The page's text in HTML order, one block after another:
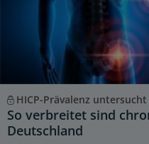
HICP-Prävalenz untersucht
So verbreitet sind
Deutschland